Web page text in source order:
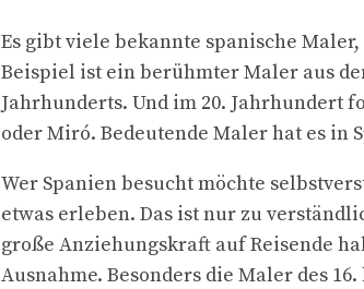
Es gibt viele bekannte spanische
Beispiel ist ein berühmter Maler aus
Jahrhunderts. Und im 20. Jahrhundert
oder Miró. Bedeutende Maler hat es in
Wer Spanien besucht möchte
etwas erleben. Das ist nur zu
große Anziehungskraft auf Reisende
Ausnahme. Besonders die Maler des